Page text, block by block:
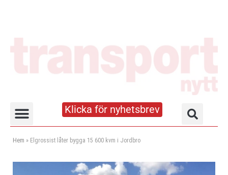
Klicka för nyhetsbrev
Hem » Elgrossist låter bygga 15 600 kvm i Jordbro